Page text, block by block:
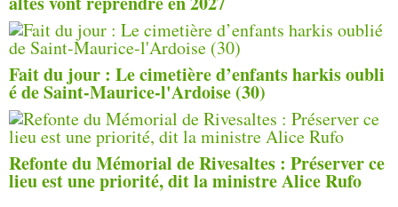
Fait du jour : Le cimetière d’enfants harkis oubli
é de Saint-Maurice-l'Ardoise (30)
Refonte du Mémorial de Rivesaltes : Préserver ce
lieu est une priorité, dit la ministre Alice Rufo